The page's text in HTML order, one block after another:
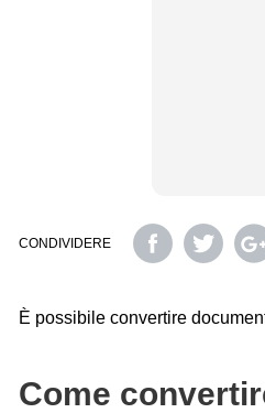
CONDIVIDERE
È possibile convertire
Come